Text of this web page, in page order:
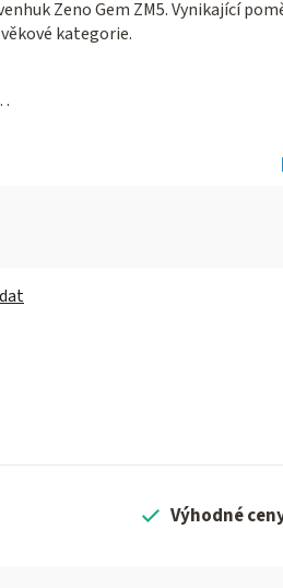
Zeno Gem ZM5. Vynikající
kategorie.
Výhodné